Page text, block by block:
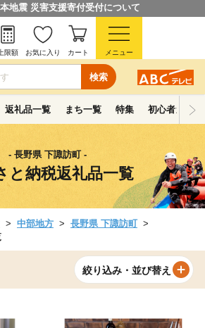
地震 災害支援寄付受付について
検索
上限額 お気に入り カート メニュー
返礼品一覧 まち一覧 特集 初心者ガイド
- 長野県 下諏訪町 -
と納税返礼品一覧
中部地方
長野県 下諏訪町
絞り込み・並び替え